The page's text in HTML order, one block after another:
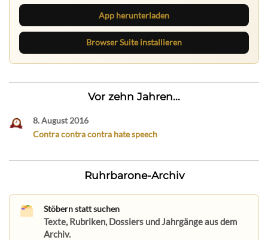
App herunterladen
Browser Suite installieren
Vor zehn Jahren...
8. August 2016
Contra contra contra hate speech
Ruhrbarone-Archiv
Stöbern statt suchen
Texte, Rubriken, Dossiers und Jahrgänge aus dem
Archiv.